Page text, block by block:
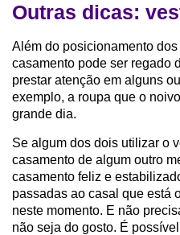
Outras dicas:
Além do posicionamento
casamento pode ser regado
prestar atenção em alguns
exemplo, a roupa que o
grande dia.
Se algum dos dois utilizar o
casamento de algum outro
casamento feliz e
passadas ao casal que está
neste momento. E não
não seja do gosto. É